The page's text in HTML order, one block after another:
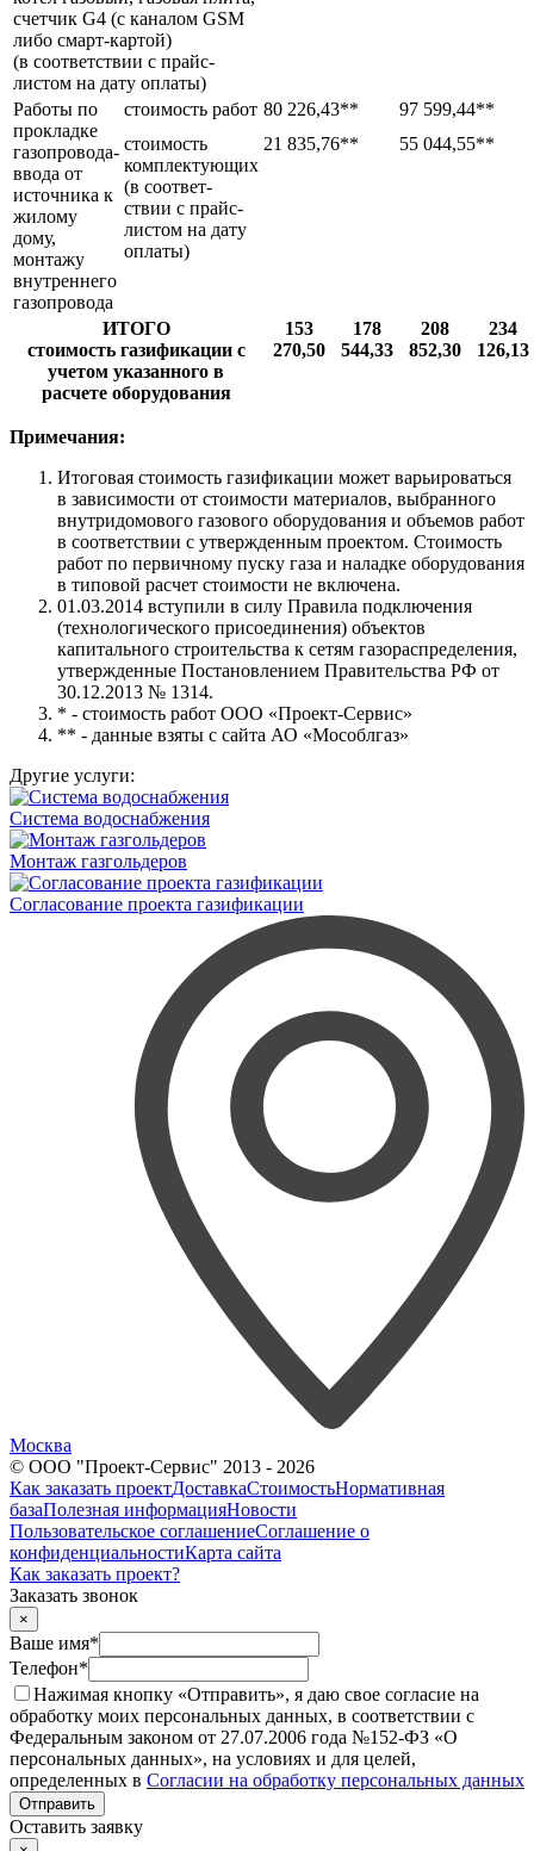
счетчик G4 (с каналом GSM
либо смарт-картой)
(в соответствии с прайс-
листом на дату оплаты)
Работы по
прокладке
газопровода-
ввода от
источника к
жилому
дому,
монтажу
внутреннего
газопровода
стоимость работ 80 226,43**
97 599,44**
стоимость
комплектующих
(в соответ-
ствии с прайс-
листом на дату
оплаты)
21 835,76** 55 044,55**
ИТОГО
стоимость газификации с
учетом указанного в
расчете оборудования
153
270,50
178
544,33
208
852,30
234
126,13
Примечания:
Итоговая стоимость газификации может варьироваться
в зависимости от стоимости материалов, выбранного
внутридомового газового оборудования и объемов работ
в соответствии с утвержденным проектом. Стоимость
работ по первичному пуску газа и наладке оборудования
в типовой расчет стоимости не включена.
01.03.2014 вступили в силу Правила подключения
(технологического присоединения) объектов
капитального строительства к сетям газораспределения,
утвержденные Постановлением Правительства РФ от
30.12.2013 № 1314.
* - стоимость работ ООО «Проект-Сервис»
** - данные взяты с сайта АО «Мособлгаз»
Другие услуги:
Система водоснабжения
Монтаж газгольдеров
Согласование проекта газификации
Москва
© ООО "Проект-Сервис" 2013 - 2026
Как заказать проектДоставкаСтоимостьНормативная
базаПолезная информацияНовости
Пользовательское соглашениеСоглашение о
конфиденциальностиКарта сайта
Как заказать проект?
Заказать звонок
×
Ваше имя*
Телефон*
Нажимая кнопку «Отправить», я даю свое согласие на
обработку моих персональных данных, в соответствии с
Федеральным законом от 27.07.2006 года №152-ФЗ «О
персональных данных», на условиях и для целей,
определенных в Согласии на обработку персональных данных
Отправить
Оставить заявку